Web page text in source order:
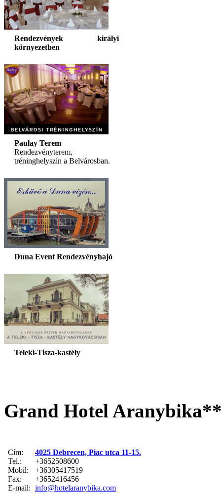
Rendezvények királyi
környezetben
Paulay Terem
Rendezvényterem,
tréninghelyszín a Belvárosban.
Duna Event Rendezvényhajó
Teleki-Tisza-kastély
Grand Hotel
Cím:
4025 Debrecen, Piac utca 11-15.
Tel.:
+3652508600
Mobil:
+36305417519
Fax:
+3652416456
E-mail: info@hotelaranybika.com